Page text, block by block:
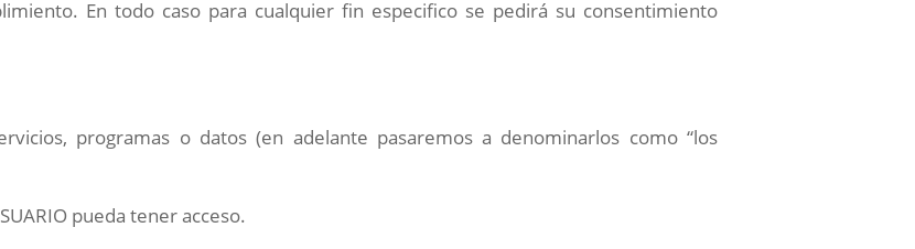
En todo caso para cualquier fin especifico se pedirá su consentimiento
programas o datos (en adelante pasaremos a denominarlos como “los
pueda tener acceso.